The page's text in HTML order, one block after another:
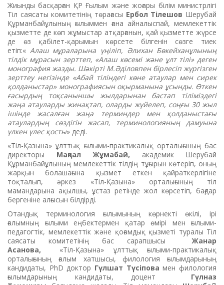
Жиынды басқарған ҚР Ғылым және жоғары білім министрлігі
Тіл саясаты комитетінің төрағасы Ербол Тілешов Шерубай
Құрманбайұлының ғылыммен ғана айналыспай, мемлекеттік
қызметте де көп жұмыстар атқарғанын, қай қызметте жүрсе
де өз қабілет-қарымын көрсете білгенін сөзге тиек
етіп:«Алаш мұраларына үңіліп, Әлихан Бөкейханұлының
тілдік мұрасын зерттеп, «Алаш көсемі және ұлт тілі» деген
монография жазды. Шәкірті М.Әділовпен бірлесіп жүргізген
зерттеу негізінде «Абай тіліндегі көне атаулар мен сирек
қолданыстар» монографиясын оқырманына ұсынды. Өткен
ғасырдың тоқсаныншы жылдарынан бастап тіліміздегі
жаңа атауларды жинақтап, оларды жүйелеп, соңғы 30 жыл
ішінде жасалған жаңа терминдер мен қолданыстағы
атаулардың сөздігін жасап, терминологияның дамуына
үлкен үлес қосты» деді.
«Тіл-Қазына» ұлттық ғылыми-практикалық орталығының бас
директоры Мақпал Жұмабай, академик Шерубай
Құрманбайұлының мемлекеттік тілдің тұғырын көтеріп, оның
жарқын болашағына қызмет еткен қайраткерлігіне
тоқталып, әркез «Тіл-Қазына» орталығының тіл
мамандарына ақылшы, ұстаз ретінде жол көрсетіп, бағдар
бергеніне алғысын білдірді.
Отандық терминология ғылымының көрнекті өкілі, ірі
ғалымның ғылыми еңбектермен қатар өмірі мен ғылыми-
педагогтік, мемлекеттік және қоғамдық қызметі туралы Тіл
саясаты комитетінің бас сарапшысы Жанар
Асанова, «Тіл-Қазына» ұлттық ғылыми-практикалық
орталығының ғалым хатшысы, филология ғылымдарының
кандидаты, PhD доктор Гүлшат Түсіпова мен филология
ғылымдарының кандидаты, доцент Гүлназ